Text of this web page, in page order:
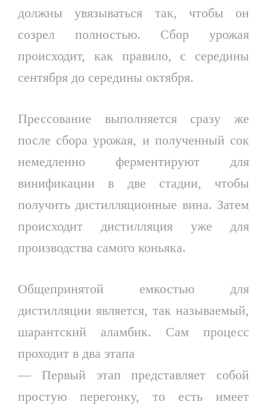
должны увязываться так, чтобы он
созрел полностью. Сбор урожая
происходит, как правило, с середины
сентября до середины октября.
Прессование выполняется сразу же
после сбора урожая, и полученный сок
немедленно ферментируют для
винификации в две стадии, чтобы
получить дистилляционные вина. Затем
происходит дистилляция уже для
производства самого коньяка.
Общепринятой емкостью для
дистилляции является, так называемый,
шарантский аламбик. Сам процесс
проходит в два этапа
— Первый этап представляет собой
простую перегонку, то есть имеет